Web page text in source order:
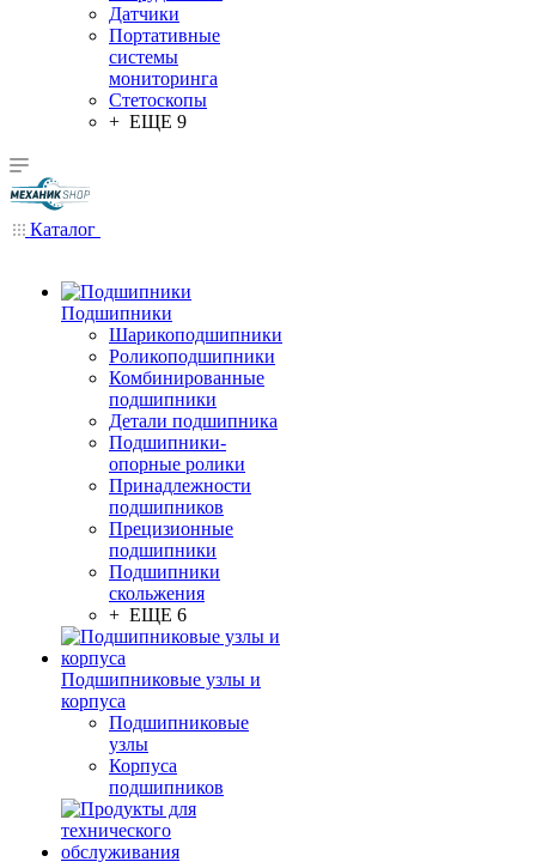
Датчики
Портативные
системы
мониторинга
Стетоскопы
+ ЕЩЕ 9
Каталог
Подшипники
Шарикоподшипники
Роликоподшипники
Комбинированные
подшипники
Детали подшипника
Подшипники-
опорные ролики
Принадлежности
подшипников
Прецизионные
подшипники
Подшипники
скольжения
+ ЕЩЕ 6
Подшипниковые узлы и
корпуса
Подшипниковые
узлы
Корпуса
подшипников